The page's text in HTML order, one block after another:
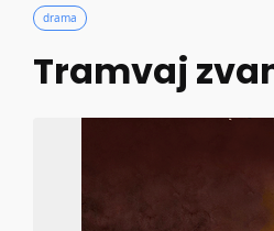
drama
Tramvaj